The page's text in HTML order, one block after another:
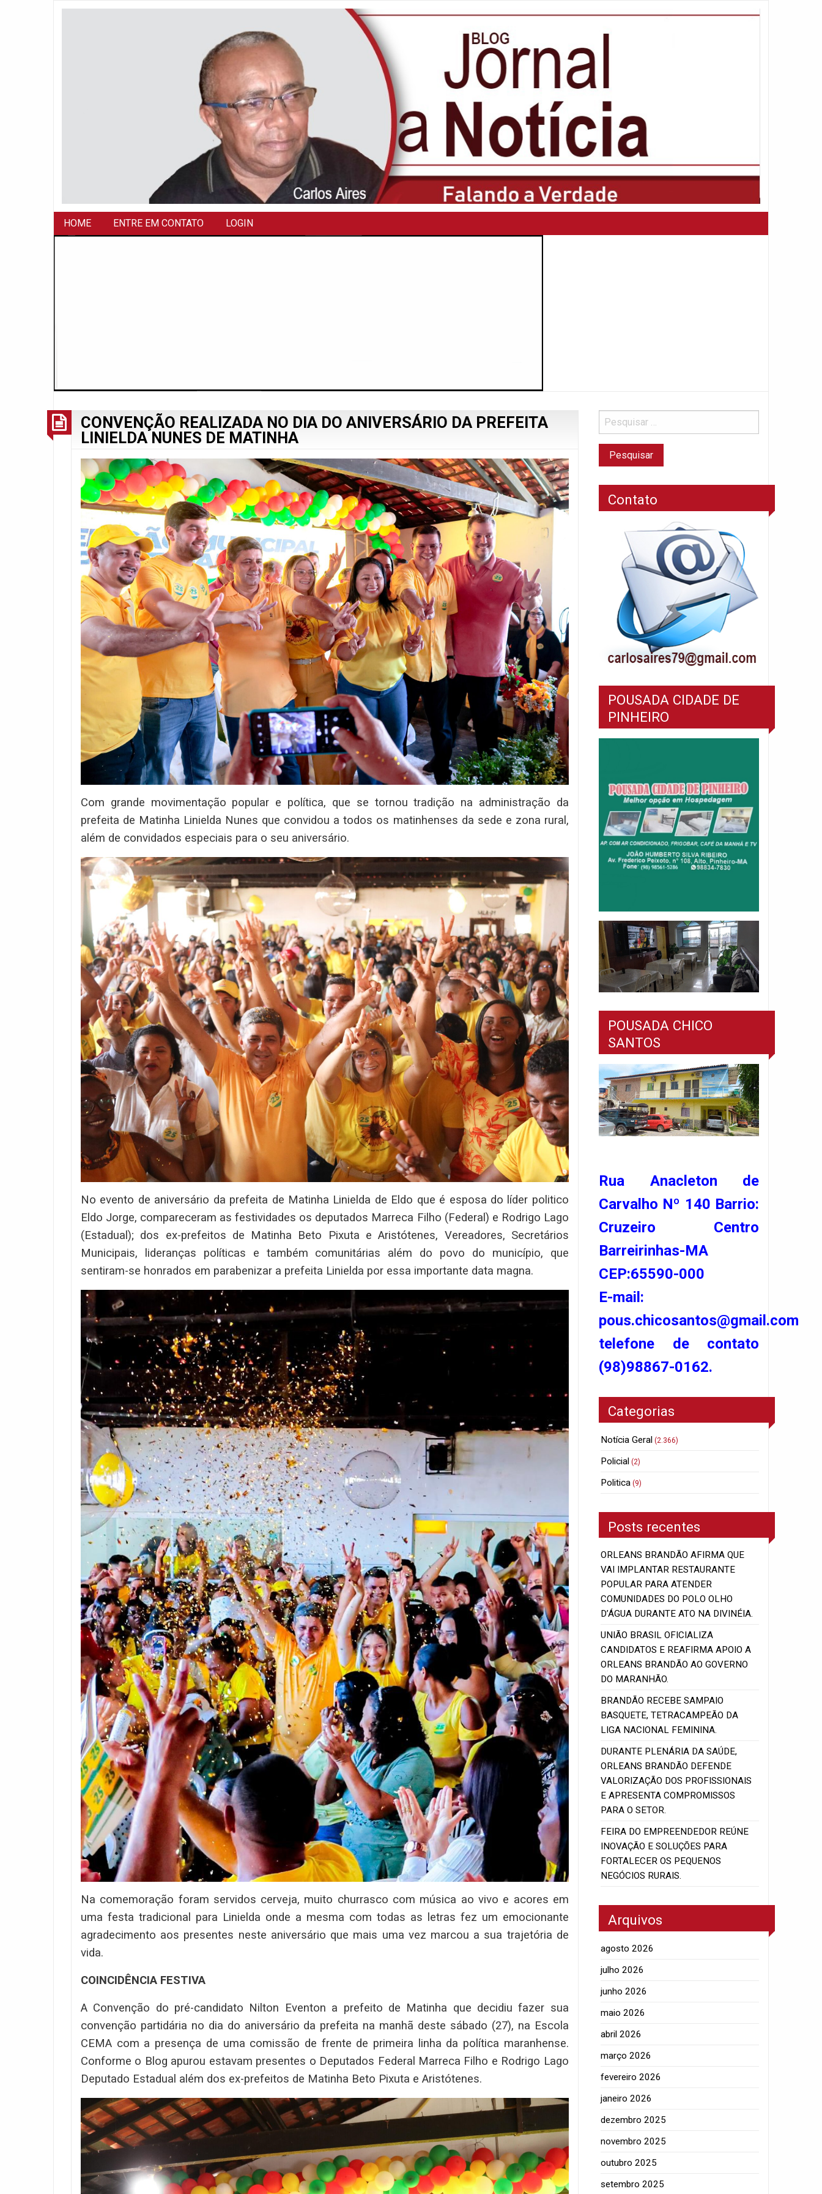
HOME ENTRE EM CONTATO LOGIN
CONVENÇÃO REALIZADA NO DIA DO ANIVERSÁRIO DA PREFEITA
LINIELDA NUNES DE MATINHA
Com grande movimentação popular e política, que se tornou tradição na administração da
prefeita de Matinha Linielda Nunes que convidou a todos os matinhenses da sede e zona rural,
além de convidados especiais para o seu aniversário.
No evento de aniversário da prefeita de Matinha Linielda de Eldo que é esposa do líder politico
Eldo Jorge, compareceram as festividades os deputados Marreca Filho (Federal) e Rodrigo Lago
(Estadual); dos ex-prefeitos de Matinha Beto Pixuta e Aristótenes, Vereadores, Secretários
Municipais, lideranças políticas e também comunitárias além do povo do município, que
sentiram-se honrados em parabenizar a prefeita Linielda por essa importante data magna.
Na comemoração foram servidos cerveja, muito churrasco com música ao vivo e acores em
uma festa tradicional para Linielda onde a mesma com todas as letras fez um emocionante
agradecimento aos presentes neste aniversário que mais uma vez marcou a sua trajetória de
vida.
COINCIDÊNCIA FESTIVA
A Convenção do pré-candidato Nilton Eventon a prefeito de Matinha que decidiu fazer sua
convenção partidária no dia do aniversário da prefeita na manhã deste sábado (27), na Escola
CEMA com a presença de uma comissão de frente de primeira linha da política maranhense.
Conforme o Blog apurou estavam presentes o Deputados Federal Marreca Filho e Rodrigo Lago
Deputado Estadual além dos ex-prefeitos de Matinha Beto Pixuta e Aristótenes.
Contato
POUSADA CIDADE DE
PINHEIRO
POUSADA CHICO
SANTOS
Rua Anacleton de
Carvalho Nº 140 Barrio:
Cruzeiro Centro
Barreirinhas-MA
CEP:65590-000
E-mail:
pous.chicosantos@gmail.com
telefone de contato
(98)98867-0162.
Categorias
Notícia Geral (2.366)
Policial (2)
Politica (9)
Posts recentes
ORLEANS BRANDÃO AFIRMA QUE
VAI IMPLANTAR RESTAURANTE
POPULAR PARA ATENDER
COMUNIDADES DO POLO OLHO
D’ÁGUA DURANTE ATO NA DIVINÉIA.
UNIÃO BRASIL OFICIALIZA
CANDIDATOS E REAFIRMA APOIO A
ORLEANS BRANDÃO AO GOVERNO
DO MARANHÃO.
BRANDÃO RECEBE SAMPAIO
BASQUETE, TETRACAMPEÃO DA
LIGA NACIONAL FEMININA.
DURANTE PLENÁRIA DA SAÚDE,
ORLEANS BRANDÃO DEFENDE
VALORIZAÇÃO DOS PROFISSIONAIS
E APRESENTA COMPROMISSOS
PARA O SETOR.
FEIRA DO EMPREENDEDOR REÚNE
INOVAÇÃO E SOLUÇÕES PARA
FORTALECER OS PEQUENOS
NEGÓCIOS RURAIS.
Arquivos
agosto 2026
julho 2026
junho 2026
maio 2026
abril 2026
março 2026
fevereiro 2026
janeiro 2026
dezembro 2025
novembro 2025
outubro 2025
setembro 2025